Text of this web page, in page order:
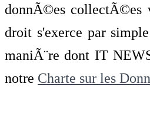
donnÃ©es collectÃ©es
droit s'exerce par
maniÃ¨re dont IT
notre Charte sur les